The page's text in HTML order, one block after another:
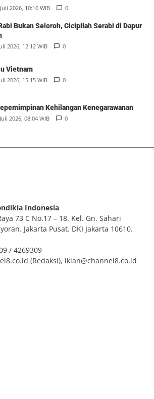
2026, 10:10 WIB 0
Bukan Seloroh, Cicipilah Serabi di Dapur
2026, 12:12 WIB 0
Vietnam
2026, 15:15 WIB 0
Kehilangan Kenegarawanan
2026, 08:04 WIB 0
Indonesia
73 C No.17 – 18. Kel. Gn. Sahari
Jakarta Pusat. DKI Jakarta 10610.
/ 4269309
(Redaksi), iklan@channel8.co.id